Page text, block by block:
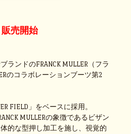
売開始
ランドのFRANCK MULLER（フラ
のコラボレーションブーツ第2
FIELD」をベースに採用。
MULLERの象徴であるビザン
的な型押し加工を施し、視覚的